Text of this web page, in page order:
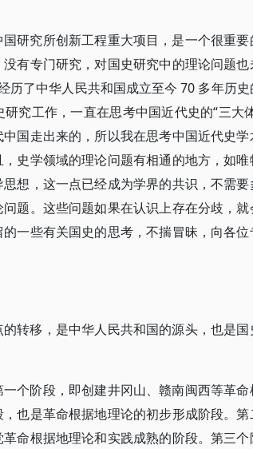
研究所创新工程重大项目，是一个很重
有专门研究，对国史研究中的理论问题也
历了中华人民共和国成立至今 70 多年历史
究工作，一直在思考中国近代史的“三大
国走出来的，所以我在思考中国近代史
史学领域的理论问题有相通的地方，如
想，这一点已经成为学界的共识，不需
题。这些问题如果在认识上存在分歧，就
一些有关国史的思考，不揣冒昧，向各位
转移，是中华人民共和国的源头，也是
个阶段，即创建井冈山、赣南闽西等革
也是革命根据地理论的初步形成阶段。第
命根据地理论和实践成熟的阶段。第三个